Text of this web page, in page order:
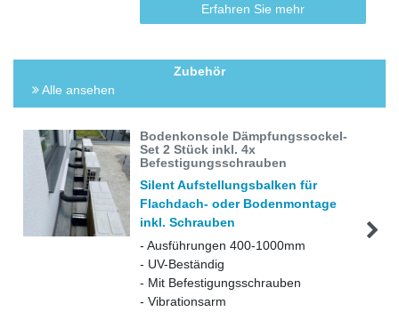
Erfahren Sie mehr
Zubehör
Alle ansehen
Bodenkonsole Dämpfungssockel-
Set 2 Stück inkl. 4x
Befestigungsschrauben
Silent Aufstellungsbalken für
Flachdach- oder Bodenmontage
inkl. Schrauben
- Ausführungen 400-1000mm
- UV-Beständig
- Mit Befestigungsschrauben
- Vibrationsarm